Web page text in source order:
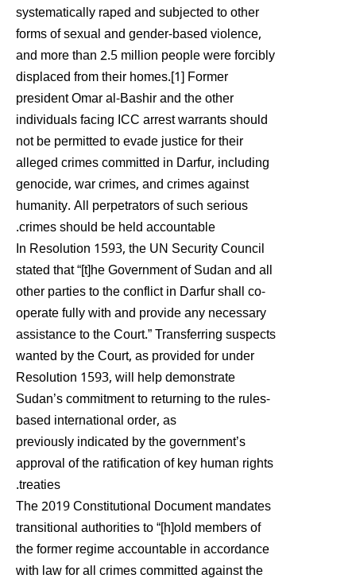
systematically raped and subjected to other
forms of sexual and gender-based violence,
and more than 2.5 million people were forcibly
displaced from their homes.[1] Former
president Omar al-Bashir and the other
individuals facing ICC arrest warrants should
not be permitted to evade justice for their
alleged crimes committed in Darfur, including
genocide, war crimes, and crimes against
humanity. All perpetrators of such serious
crimes should be held accountable.
In Resolution 1593, the UN Security Council
stated that “[t]he Government of Sudan and all
other parties to the conflict in Darfur shall co-
operate fully with and provide any necessary
assistance to the Court.” Transferring suspects
wanted by the Court, as provided for under
Resolution 1593, will help demonstrate
Sudan’s commitment to returning to the rules-
based international order, as
previously indicated by the government’s
approval of the ratification of key human rights
treaties.
The 2019 Constitutional Document mandates
transitional authorities to “[h]old members of
the former regime accountable in accordance
with law for all crimes committed against the